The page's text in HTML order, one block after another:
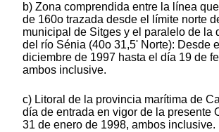
b) Zona comprendida entre la línea
de 160o trazada desde el límite norte
municipal de Sitges y el paralelo de la
del río Sénia (40o 31,5' Norte): Desde
diciembre de 1997 hasta el día 19 de
ambos inclusive.
c) Litoral de la provincia marítima de
día de entrada en vigor de la presente
31 de enero de 1998, ambos inclusive.